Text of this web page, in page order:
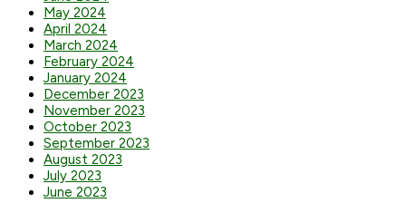
May 2024
April 2024
March 2024
February 2024
January 2024
December 2023
November 2023
October 2023
September 2023
August 2023
July 2023
June 2023